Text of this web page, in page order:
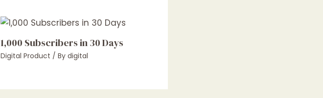
1,000 Subscribers in 30 Days
Digital Product / By digital